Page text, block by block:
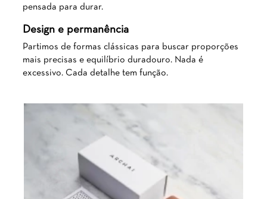
pensada para durar.
Design e permanência
Partimos de formas clássicas para buscar proporções
mais precisas e equilíbrio duradouro. Nada é
excessivo. Cada detalhe tem função.